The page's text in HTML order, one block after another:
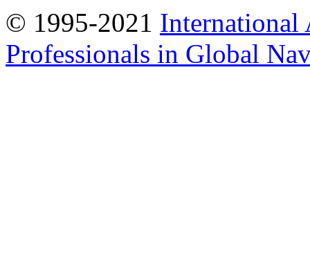
© 1995-2021 International
Professionals in Global